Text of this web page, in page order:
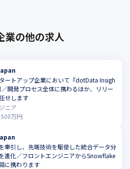
業の他の求人
ートアップ企業において『dotData Insigh
開発プロセス全体に携わるほか、リリー
せします
ニア
万円
牽引し、先端技術を駆使した統合データ分
進化／フロントエンジニアからSnowflake
に携わります